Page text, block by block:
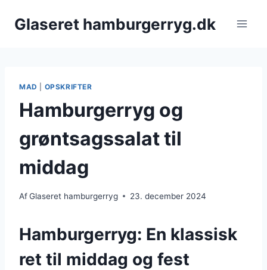
Glaseret hamburgerryg.dk
MAD OPSKRIFTER
Hamburgerryg og
grøntsagssalat til
middag
AfGlaseret hamburgerryg 23. december 2024
Hamburgerryg: En klassisk
ret til middag og fest